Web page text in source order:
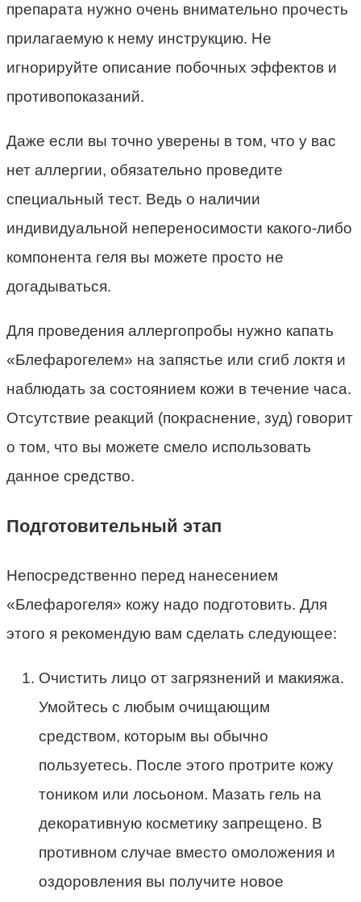
препарата нужно очень внимательно прочесть
прилагаемую к нему инструкцию. Не
игнорируйте описание побочных эффектов и
противопоказаний.
Даже если вы точно уверены в том, что у вас
нет аллергии, обязательно проведите
специальный тест. Ведь о наличии
индивидуальной непереносимости какого-либо
компонента геля вы можете просто не
догадываться.
Для проведения аллергопробы нужно капать
«Блефарогелем» на запястье или сгиб локтя и
наблюдать за состоянием кожи в течение часа.
Отсутствие реакций (покраснение, зуд) говорит
о том, что вы можете смело использовать
данное средство.
Подготовительный этап
Непосредственно перед нанесением
«Блефарогеля» кожу надо подготовить. Для
этого я рекомендую вам сделать следующее:
Очистить лицо от загрязнений и макияжа.
Умойтесь с любым очищающим
средством, которым вы обычно
пользуетесь. После этого протрите кожу
тоником или лосьоном. Мазать гель на
декоративную косметику запрещено. В
противном случае вместо омоложения и
оздоровления вы получите новое